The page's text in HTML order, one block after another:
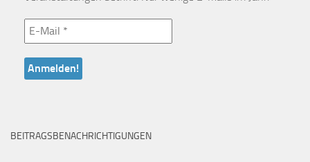
BEITRAGSBENACHRICHTIGUNGEN